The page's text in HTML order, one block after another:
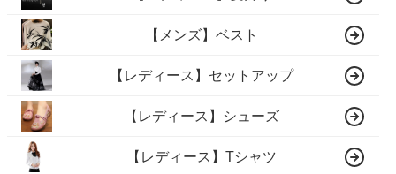
【メンズ】ベスト
【レディース】セットアップ
【レディース】シューズ
【レディース】Tシャツ